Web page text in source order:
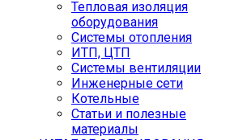
Тепловая изоляция
оборудования
Системы отопления
ИТП, ЦТП
Системы вентиляции
Инженерные сети
Котельные
Статьи и полезные
материалы